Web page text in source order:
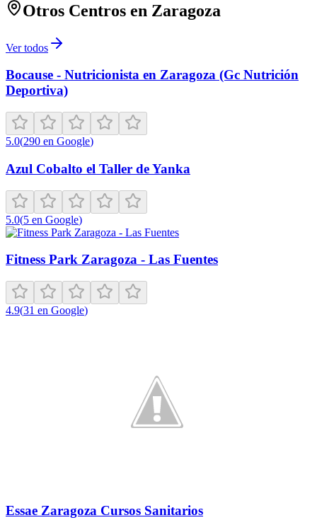
Otros Centros en Zaragoza
Ver todos
Bocause - Nutricionista en Zaragoza (Gc Nutrición
Deportiva)
5.0(290 en Google)
Azul Cobalto el Taller de Yanka
5.0(5 en Google)
Fitness Park Zaragoza - Las Fuentes
4.9(31 en Google)
Essae Zaragoza Cursos Sanitarios